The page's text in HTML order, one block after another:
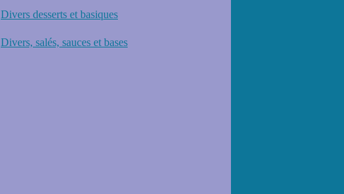
Divers desserts et basiques
Divers, salés, sauces et bases